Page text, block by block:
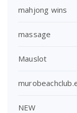
mahjong wins
massage
Mauslot
NEW